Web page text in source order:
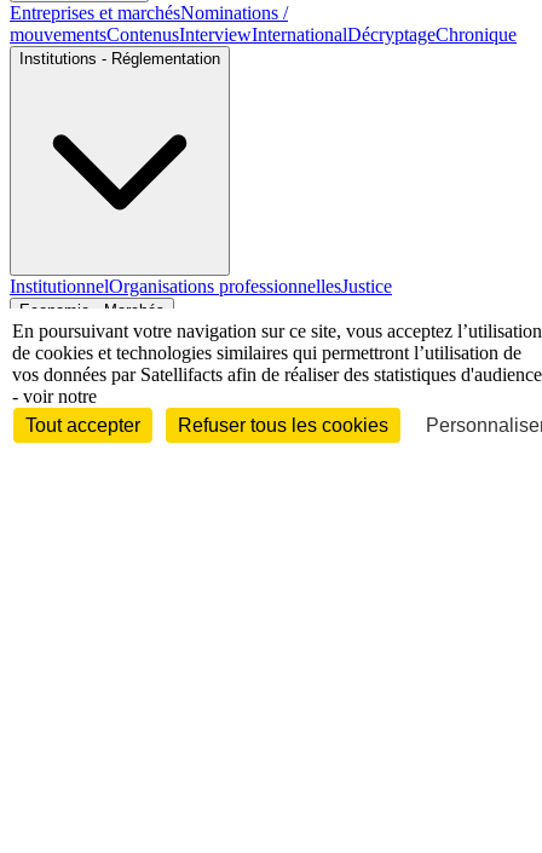
Entreprises et marchésNominations /
mouvementsContenusInterviewInternationalDécryptageChronique
Institutions - Réglementation
InstitutionnelOrganisations professionnellesJustice
Economie - Marchés
En poursuivant votre navigation sur ce site, vous acceptez l’utilisation
de cookies et technologies similaires qui permettront l’utilisation de
vos données par Satellifacts afin de réaliser des statistiques d'audience
- voir notre
Tout accepter
Refuser tous les cookies